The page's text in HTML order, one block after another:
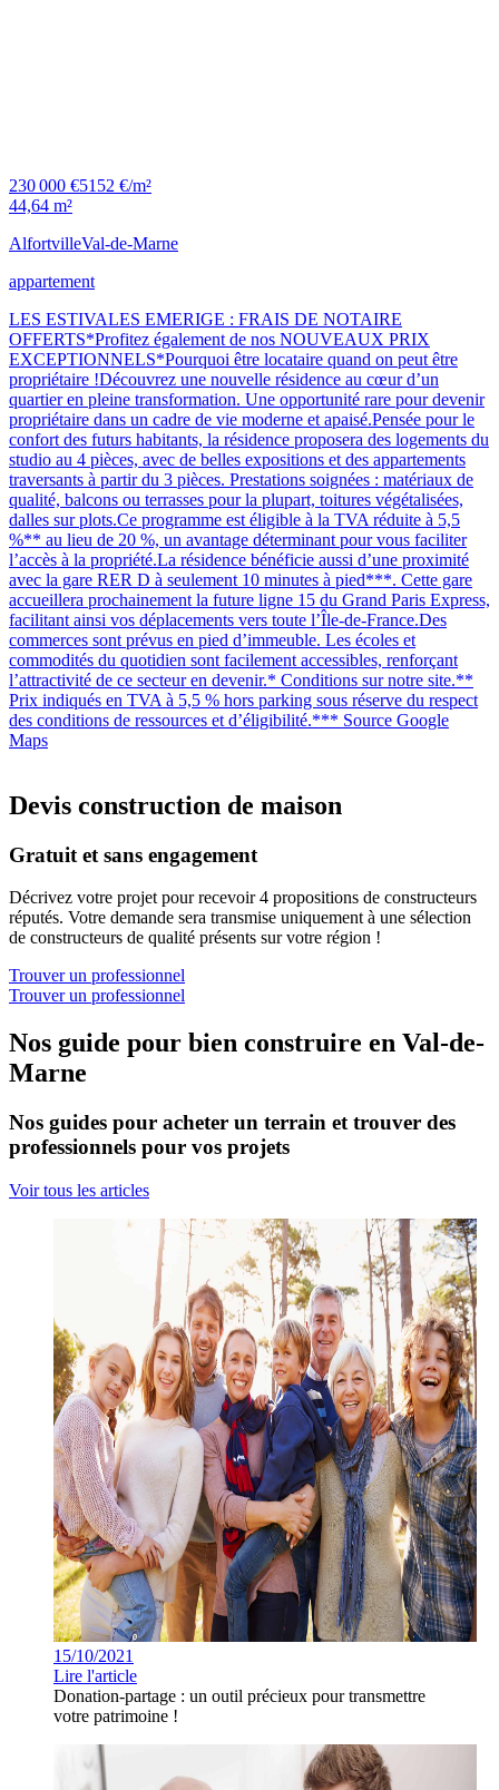
230 000 €5152 €/m²
44,64 m²
AlfortvilleVal-de-Marne
appartement
LES ESTIVALES EMERIGE : FRAIS DE NOTAIRE
OFFERTS*Profitez également de nos NOUVEAUX PRIX
EXCEPTIONNELS*Pourquoi être locataire quand on peut être
propriétaire !Découvrez une nouvelle résidence au cœur d’un
quartier en pleine transformation. Une opportunité rare pour devenir
propriétaire dans un cadre de vie moderne et apaisé.Pensée pour le
confort des futurs habitants, la résidence proposera des logements du
studio au 4 pièces, avec de belles expositions et des appartements
traversants à partir du 3 pièces. Prestations soignées : matériaux de
qualité, balcons ou terrasses pour la plupart, toitures végétalisées,
dalles sur plots.Ce programme est éligible à la TVA réduite à 5,5
%** au lieu de 20 %, un avantage déterminant pour vous faciliter
l’accès à la propriété.La résidence bénéficie aussi d’une proximité
avec la gare RER D à seulement 10 minutes à pied***. Cette gare
accueillera prochainement la future ligne 15 du Grand Paris Express,
facilitant ainsi vos déplacements vers toute l’Île-de-France.Des
commerces sont prévus en pied d’immeuble. Les écoles et
commodités du quotidien sont facilement accessibles, renforçant
l’attractivité de ce secteur en devenir.* Conditions sur notre site.**
Prix indiqués en TVA à 5,5 % hors parking sous réserve du respect
des conditions de ressources et d’éligibilité.*** Source Google
Maps
Devis construction de maison
Gratuit et sans engagement
Décrivez votre projet pour recevoir 4 propositions de constructeurs
réputés. Votre demande sera transmise uniquement à une sélection
de constructeurs de qualité présents sur votre région !
Trouver un professionnel
Trouver un professionnel
Nos guide pour bien construire en Val-de-
Marne
Nos guides pour acheter un terrain et trouver des
professionnels pour vos projets
Voir tous les articles
15/10/2021
Lire l'article
Donation-partage : un outil précieux pour transmettre
votre patrimoine !